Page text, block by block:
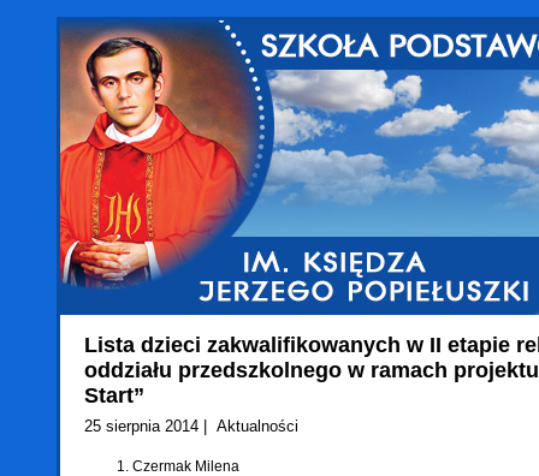
Lista dzieci zakwalifikowanych w II etapie
oddziału przedszkolnego w ramach
Start”
25 sierpnia 2014 | Aktualności
Czermak Milena